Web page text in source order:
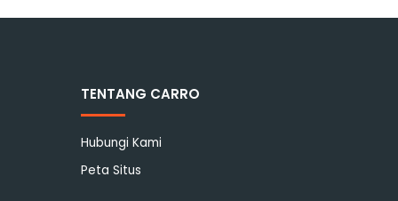
TENTANG CARRO
Hubungi Kami
Peta Situs